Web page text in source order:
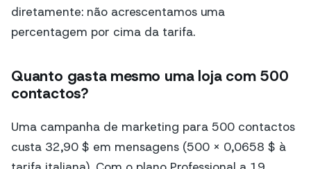
diretamente: não acrescentamos uma
percentagem por cima da tarifa.
Quanto gasta mesmo uma loja com 500
contactos?
Uma campanha de marketing para 500 contactos
custa 32,90 $ em mensagens (500 × 0,0658 $ à